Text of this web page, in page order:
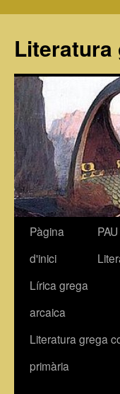
Literatura
Vés
contingut
Pàgina
d'inici
Lírica grega
arcaica
Literatura grega
primària